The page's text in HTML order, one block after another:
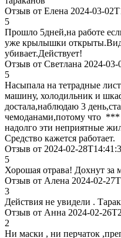
Отзыв от Елена 2024-03-
5
Прошло 5дней,на работе
уже крылышки
убивает.Действует!
Отзыв от Светлана 2024-03-
5
Насыпала на тетрадные
машину, холодильник и
достала,наблюдаю 3
чемоданами,потому что
надолго эти неприятные
Средство кажется работает.
Отзыв от 2024-02-
5
Хорошая отрава! Дохнут
Отзыв от Алена 2024-02-
3
Действия не увидели .
Отзыв от Анна 2024-02-
2
Ни маски , ни перчаток